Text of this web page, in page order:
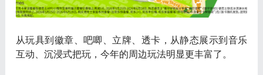
从玩具到徽章、吧唧、立牌、透卡，从静态展示到音乐
互动、沉浸式把玩，今年的周边玩法明显更丰富了。